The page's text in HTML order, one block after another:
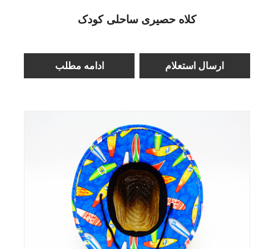
کلاه حصیری ساحلی کودک
ادامه مطلب ارسال استعلام